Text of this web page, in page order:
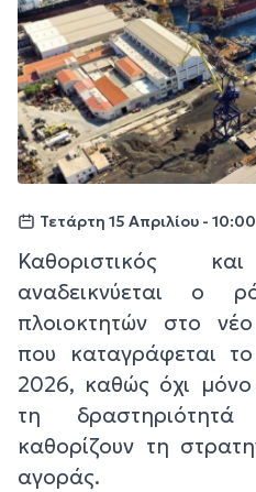
Τετάρτη 15 Απριλίου - 10:00
Καθοριστικός
αναδεικνύεται ο
πλοιοκτητών στο
που καταγράφεται
2026, καθώς όχι
τη
καθορίζουν τη
αγοράς.